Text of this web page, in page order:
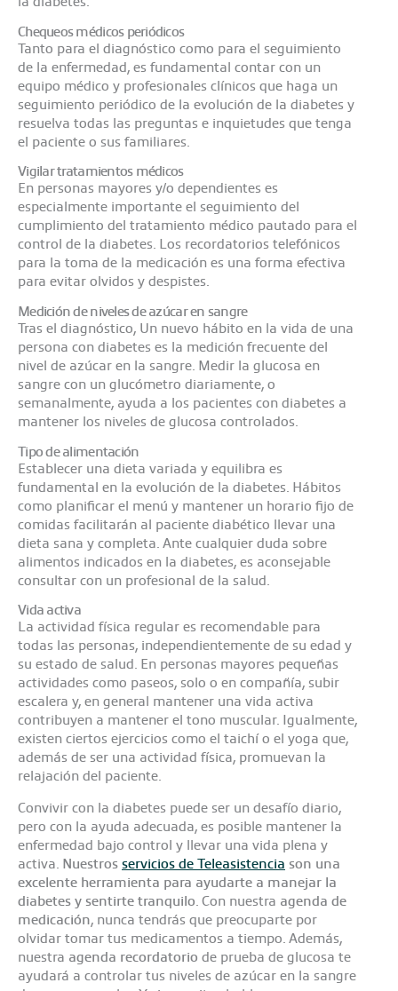
Chequeos médicos periódicos
Tanto para el diagnóstico como para el seguimiento
de la enfermedad, es fundamental contar con un
equipo médico y profesionales clínicos que haga un
seguimiento periódico de la evolución de la diabetes y
resuelva todas las preguntas e inquietudes que tenga
el paciente o sus familiares.
Vigilar tratamientos médicos
En personas mayores y/o dependientes es
especialmente importante el seguimiento del
cumplimiento del tratamiento médico pautado para el
control de la diabetes. Los recordatorios telefónicos
para la toma de la medicación es una forma efectiva
para evitar olvidos y despistes.
Medición de niveles de azúcar en sangre
Tras el diagnóstico, Un nuevo hábito en la vida de una
persona con diabetes es la medición frecuente del
nivel de azúcar en la sangre. Medir la glucosa en
sangre con un glucómetro diariamente, o
semanalmente, ayuda a los pacientes con diabetes a
mantener los niveles de glucosa controlados.
Tipo de alimentación
Establecer una dieta variada y equilibra es
fundamental en la evolución de la diabetes. Hábitos
como planificar el menú y mantener un horario fijo de
comidas facilitarán al paciente diabético llevar una
dieta sana y completa. Ante cualquier duda sobre
alimentos indicados en la diabetes, es aconsejable
consultar con un profesional de la salud.
Vida activa
La actividad física regular es recomendable para
todas las personas, independientemente de su edad y
su estado de salud. En personas mayores pequeñas
actividades como paseos, solo o en compañía, subir
escalera y, en general mantener una vida activa
contribuyen a mantener el tono muscular. Igualmente,
existen ciertos ejercicios como el taichí o el yoga que,
además de ser una actividad física, promuevan la
relajación del paciente.
Convivir con la diabetes puede ser un desafío diario,
pero con la ayuda adecuada, es posible mantener la
enfermedad bajo control y llevar una vida plena y
activa. Nuestros servicios de Teleasistencia son una
excelente herramienta para ayudarte a manejar la
diabetes y sentirte tranquilo . Con nuestra agenda de
medicación, nunca tendrás que preocuparte por
olvidar tomar tus medicamentos a tiempo. Además,
nuestra agenda recordatorio de prueba de glucosa te
ayudará a controlar tus niveles de azúcar en la sangre